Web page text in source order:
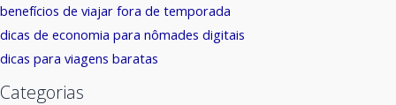
benefícios de viajar fora de temporada
dicas de economia para nômades digitais
dicas para viagens baratas
Categorias